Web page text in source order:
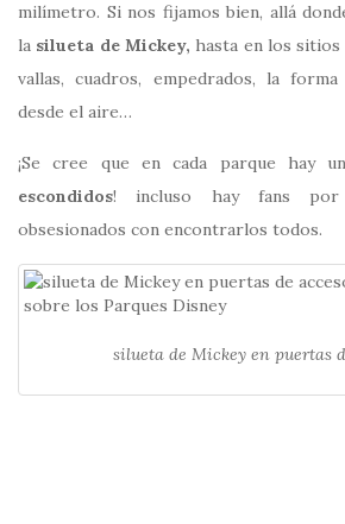
milímetro. Si nos fijamos bien, allá
la silueta de Mickey, hasta en los sitios
vallas, cuadros, empedrados, la
desde el aire…
¡Se cree que en cada parque hay
escondidos! incluso hay fans
obsesionados con encontrarlos todos.
silueta de Mickey en puertas